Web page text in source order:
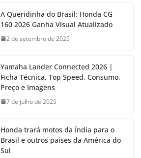
A Queridinha do Brasil: Honda CG
160 2026 Ganha Visual Atualizado
2 de setembro de 2025
Yamaha Lander Connected 2026 |
Ficha Técnica, Top Speed, Consumo,
Preço e Imagens
7 de julho de 2025
Honda trará motos da Índia para o
Brasil e outros países da América do
Sul